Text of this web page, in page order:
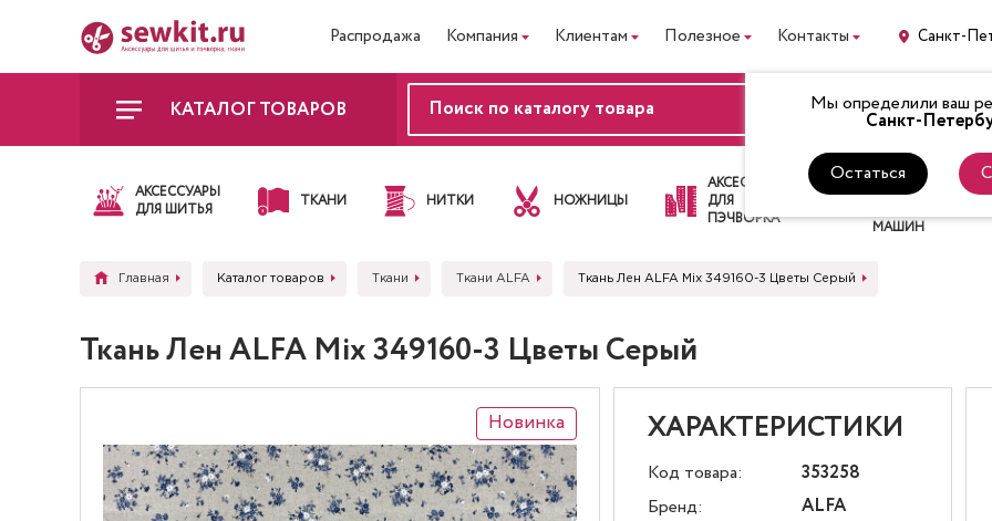
Распродажа Компания Клиентам Полезное Контакты Санкт-
Мы определили ваш
Санкт-
Остаться
КАТАЛОГ ТОВАРОВ ВХОД
АКСЕССУАРЫ
ДЛЯ ШИТЬЯ
ТКАНИ НИТКИ НОЖНИЦЫ
АКСЕССУАРЫ
ДЛЯ
ПЭЧВОРКА
ЛАПКИ
ДЛЯ
МАШИН
Главная Каталог товаров Ткани Ткани ALFA Ткань Лен ALFA Mix 349160-3 Цветы Серый
Ткань Лен ALFA Mix 349160-3 Цветы Серый
Новинка ХАРАКТЕРИСТИКИ
Код товара:
353258
Бренд:
ALFA